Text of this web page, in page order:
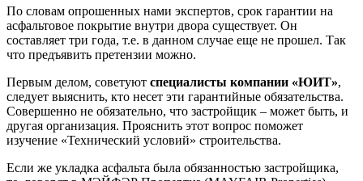
По словам опрошенных нами экспертов, срок гарантии на
асфальтовое покрытие внутри двора существует. Он
составляет три года, т.е. в данном случае еще не прошел. Так
что предъявить претензии можно.
Первым делом, советуют специалисты компании «ЮИТ»,
следует выяснить, кто несет эти гарантийные обязательства.
Совершенно не обязательно, что застройщик – может быть, и
другая организация. Прояснить этот вопрос поможет
изучение «Технический условий» строительства.
Если же укладка асфальта была обязанностью застройщика,